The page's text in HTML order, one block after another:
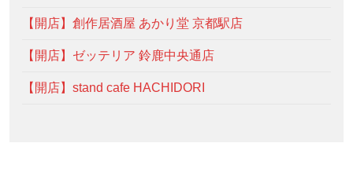
【開店】創作居酒屋 あかり堂 京都駅店
【開店】ゼッテリア 鈴鹿中央通店
【開店】stand cafe HACHIDORI